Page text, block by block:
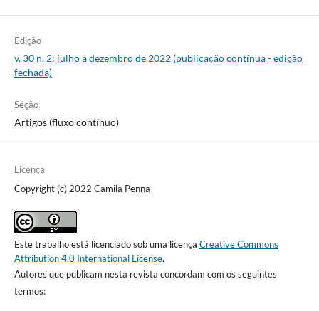
Edição
v. 30 n. 2: julho a dezembro de 2022 (publicação contínua - edição
fechada)
Seção
Artigos (fluxo contínuo)
Licença
Copyright (c) 2022 Camila Penna
Este trabalho está licenciado sob uma licença Creative Commons
Attribution 4.0 International License.
Autores que publicam nesta revista concordam com os seguintes
termos: